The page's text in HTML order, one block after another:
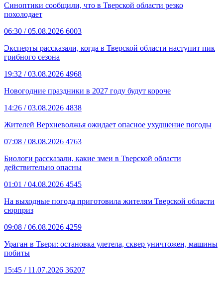
Синоптики сообщили, что в Тверской области резко
похолодает
06:30 / 05.08.2026 6003
Эксперты рассказали, когда в Тверской области наступит пик
грибного сезона
19:32 / 03.08.2026 4968
Новогодние праздники в 2027 году будут короче
14:26 / 03.08.2026 4838
Жителей Верхневолжья ожидает опасное ухудшение погоды
07:08 / 08.08.2026 4763
Биологи рассказали, какие змеи в Тверской области
действительно опасны
01:01 / 04.08.2026 4545
На выходные погода приготовила жителям Тверской области
сюрприз
09:08 / 06.08.2026 4259
Ураган в Твери: остановка улетела, сквер уничтожен, машины
побиты
15:45 / 11.07.2026 36207